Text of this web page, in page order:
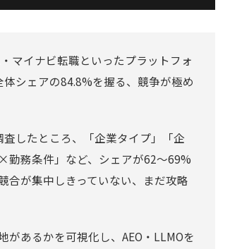
マイナビ転職といったプラットフォ
シェアの84.8%を握る、競争が極め
したところ、「企業タイプ」「企
務条件」など、シェアが62〜69%
合が集中しきっていない、まだ攻略
あるかを可視化し、AEO・LLMOを